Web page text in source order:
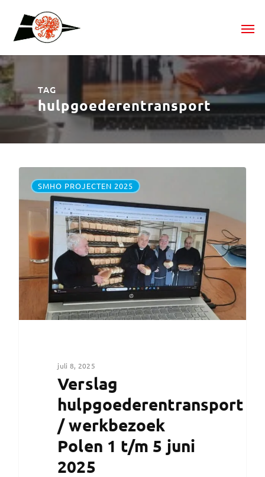
TAG
hulpgoederentransport
SMHO PROJECTEN 2025
juli 8, 2025
Verslag
hulpgoederentransport
/ werkbezoek
Polen 1 t/m 5 juni
2025